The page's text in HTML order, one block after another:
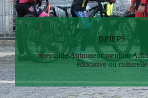
BPJEPS
Spécialité Animateur mention
éducative ou culturelle